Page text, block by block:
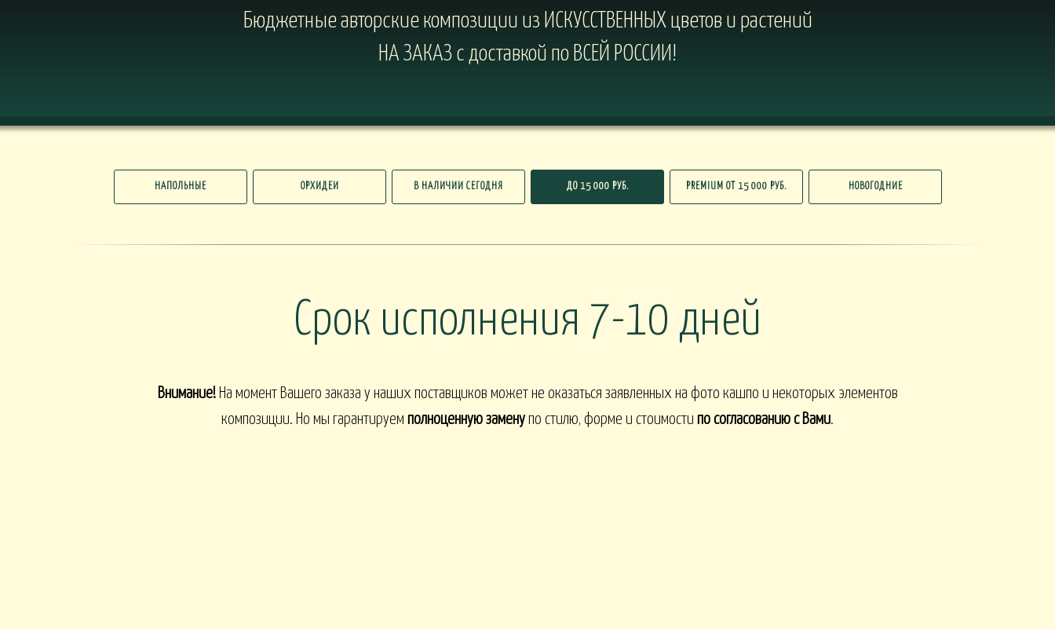
Бюджетные авторские композиции из ИСКУССТВЕННЫХ цветов и растений
НА ЗАКАЗ с доставкой по ВСЕЙ РОССИИ!
НАПОЛЬНЫЕ ДО 15 000 РУБ.
В НАЛИЧИИ СЕГОДНЯ
ОРХИДЕИ НОВОГОДНИЕ
PREMIUM ОТ 15 000 РУБ.
Cрок исполнения 7-10 дней
Внимание!На момент Вашего заказа у наших поставщиков может не оказаться заявленных на фото кашпо и некоторых элементов
композиции. Но мы гарантируем полноценную замену по стилю, форме и стоимости по согласованию с Вами.